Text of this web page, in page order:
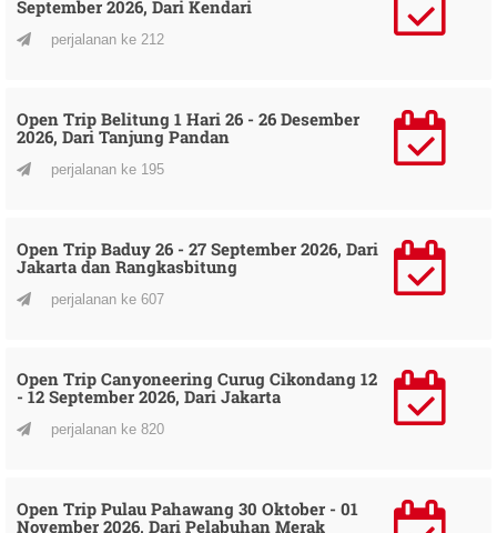
September 2026, Dari Kendari
perjalanan ke 212
Open Trip Belitung 1 Hari 26 - 26 Desember
2026, Dari Tanjung Pandan
perjalanan ke 195
Open Trip Baduy 26 - 27 September 2026, Dari
Jakarta dan Rangkasbitung
perjalanan ke 607
Open Trip Canyoneering Curug Cikondang 12
- 12 September 2026, Dari Jakarta
perjalanan ke 820
Open Trip Pulau Pahawang 30 Oktober - 01
November 2026, Dari Pelabuhan Merak